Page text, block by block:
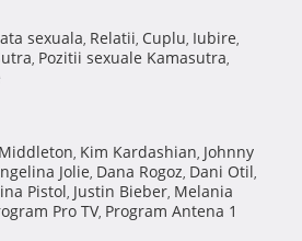
sexuala, Relatii, Cuplu, Iubire,
, Pozitii sexuale Kamasutra,
, Kim Kardashian, Johnny
Jolie, Dana Rogoz, Dani Otil,
Pistol, Justin Bieber, Melania
Pro TV, Program Antena 1